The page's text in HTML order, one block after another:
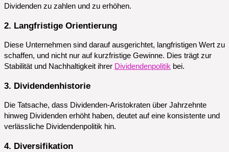
Dividenden zu zahlen und zu erhöhen.
2. Langfristige Orientierung
Diese Unternehmen sind darauf ausgerichtet, langfristigen Wert zu
schaffen, und nicht nur auf kurzfristige Gewinne. Dies trägt zur
Stabilität und Nachhaltigkeit ihrer Dividendenpolitik bei.
3. Dividendenhistorie
Die Tatsache, dass Dividenden-Aristokraten über Jahrzehnte
hinweg Dividenden erhöht haben, deutet auf eine konsistente und
verlässliche Dividendenpolitik hin.
4. Diversifikation